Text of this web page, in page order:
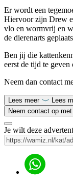
Er wordt een
Hiervoor zijn Drew
vlo en wormvrij en
de dierenarts
Ben jij die
eerst de tijd te
Neem dan contact
Lees meer
Lees
Neem contact op
Je wilt deze